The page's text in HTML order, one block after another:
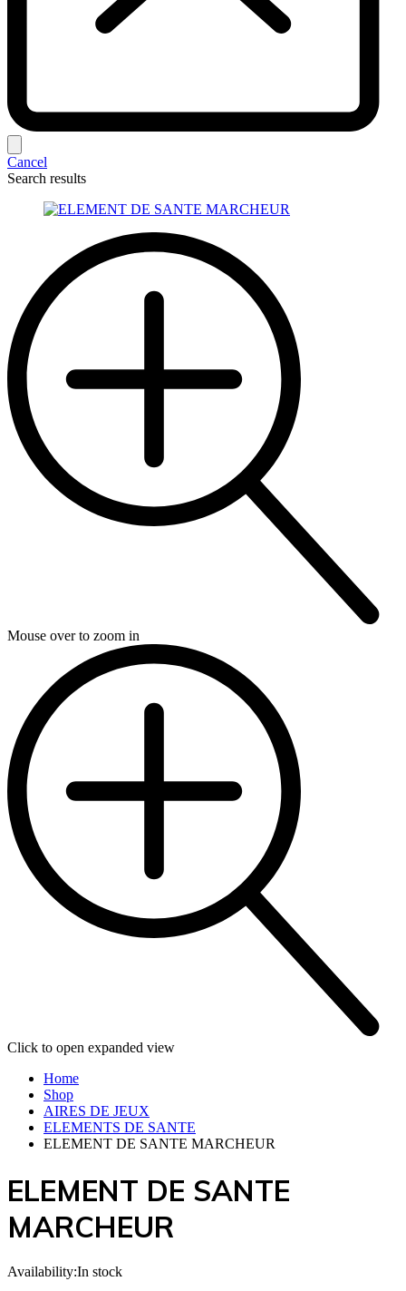
Cancel
Search results
Mouse over to zoom in
Click to open expanded view
Home
Shop
AIRES DE JEUX
ELEMENTS DE SANTE
ELEMENT DE SANTE MARCHEUR
ELEMENT DE SANTE
MARCHEUR
Availability:In stock